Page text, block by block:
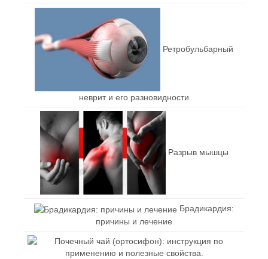
Ретробульбарный
неврит и его разновидности
Разрыв мышцы
Брадикардия:
причины и лечение